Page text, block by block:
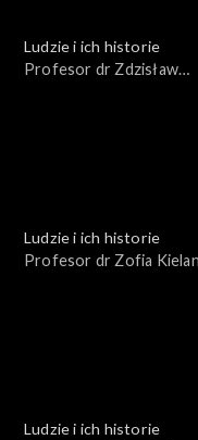
Ludzie i ich historie
Profesor dr Zdzisław
Ludzie i ich historie
Profesor dr Zofia Kielan
Ludzie i ich historie